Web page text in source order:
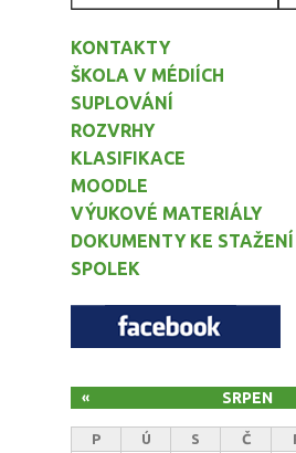
KONTAKTY
ŠKOLA V MÉDIÍCH
SUPLOVÁNÍ
ROZVRHY
KLASIFIKACE
MOODLE
VÝUKOVÉ MATERIÁLY
DOKUMENTY KE STAŽENÍ
SPOLEK
SRPEN
«
P Ú S Č